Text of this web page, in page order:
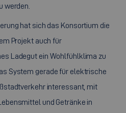
werden.
hat sich das Konsortium die
Projekt auch für
Ladegut ein Wohlfühlklima zu
System gerade für elektrische
interessant, mit
und Getränke in